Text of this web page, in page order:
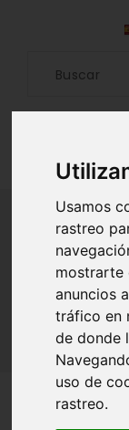
Usamos
rastreo
mostrarte
anuncios
tráfico en
de donde
uso de
rastreo.
Inicio